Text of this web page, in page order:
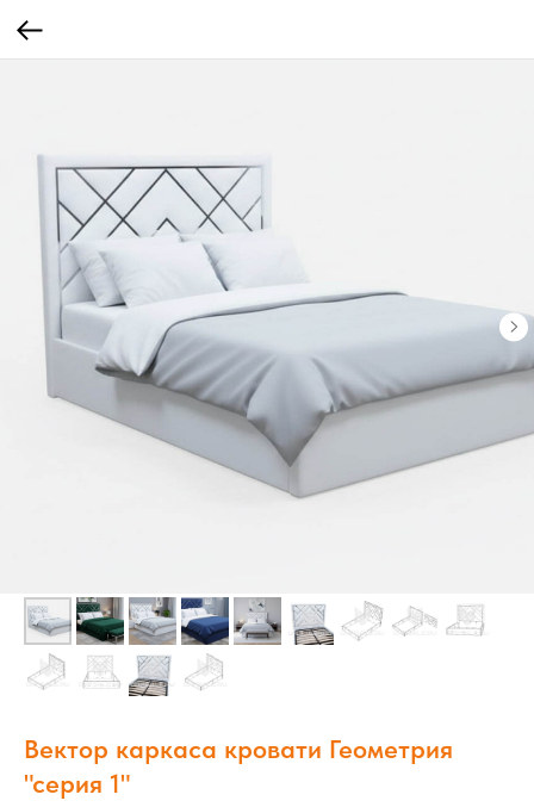
Вектор каркаса кровати Геометрия
"серия 1"